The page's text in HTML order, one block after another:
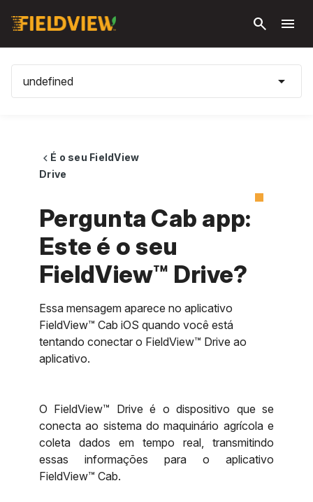
principal
search menu
undefined arrow_drop_down
chevron_leftÉ o seu FieldView
Drive
Pergunta Cab app:
Este é o seu
FieldView™ Drive?
Essa mensagem aparece no aplicativo
FieldView™ Cab iOS quando você está
tentando conectar o FieldView™ Drive ao
aplicativo.
O FieldView™ Drive é o dispositivo que se
conecta ao sistema do maquinário agrícola e
coleta dados em tempo real, transmitindo
essas informações para o aplicativo
FieldView™ Cab.